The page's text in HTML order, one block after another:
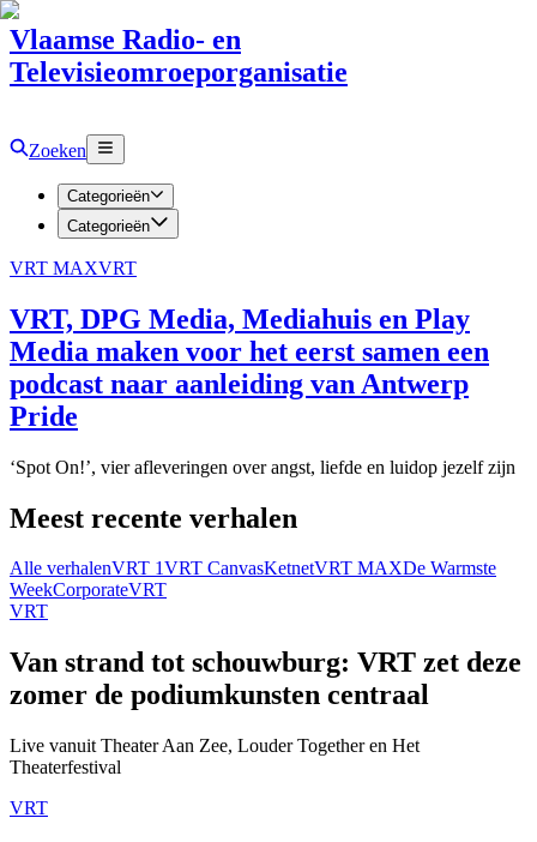
Vlaamse Radio- en
Televisieomroeporganisatie
Zoeken
Categorieën
Categorieën
VRT MAXVRT
VRT, DPG Media, Mediahuis en Play
Media maken voor het eerst samen een
podcast naar aanleiding van Antwerp
Pride
‘Spot On!’, vier afleveringen over angst, liefde en luidop jezelf zijn
Meest recente verhalen
Alle verhalenVRT 1VRT CanvasKetnetVRT MAXDe Warmste
WeekCorporateVRT
VRT
Van strand tot schouwburg: VRT zet deze
zomer de podiumkunsten centraal
Live vanuit Theater Aan Zee, Louder Together en Het
Theaterfestival
VRT